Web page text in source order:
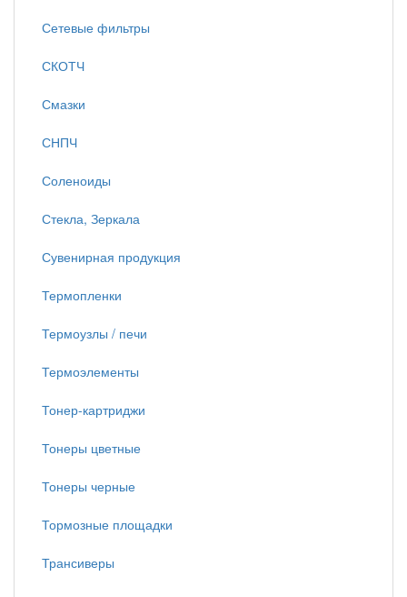
Сетевые фильтры
СКОТЧ
Смазки
СНПЧ
Соленоиды
Стекла, Зеркала
Сувенирная продукция
Термопленки
Термоузлы / печи
Термоэлементы
Тонер-картриджи
Тонеры цветные
Тонеры черные
Тормозные площадки
Трансиверы